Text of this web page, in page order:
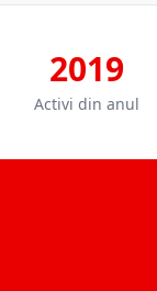
2019
Activi din anul